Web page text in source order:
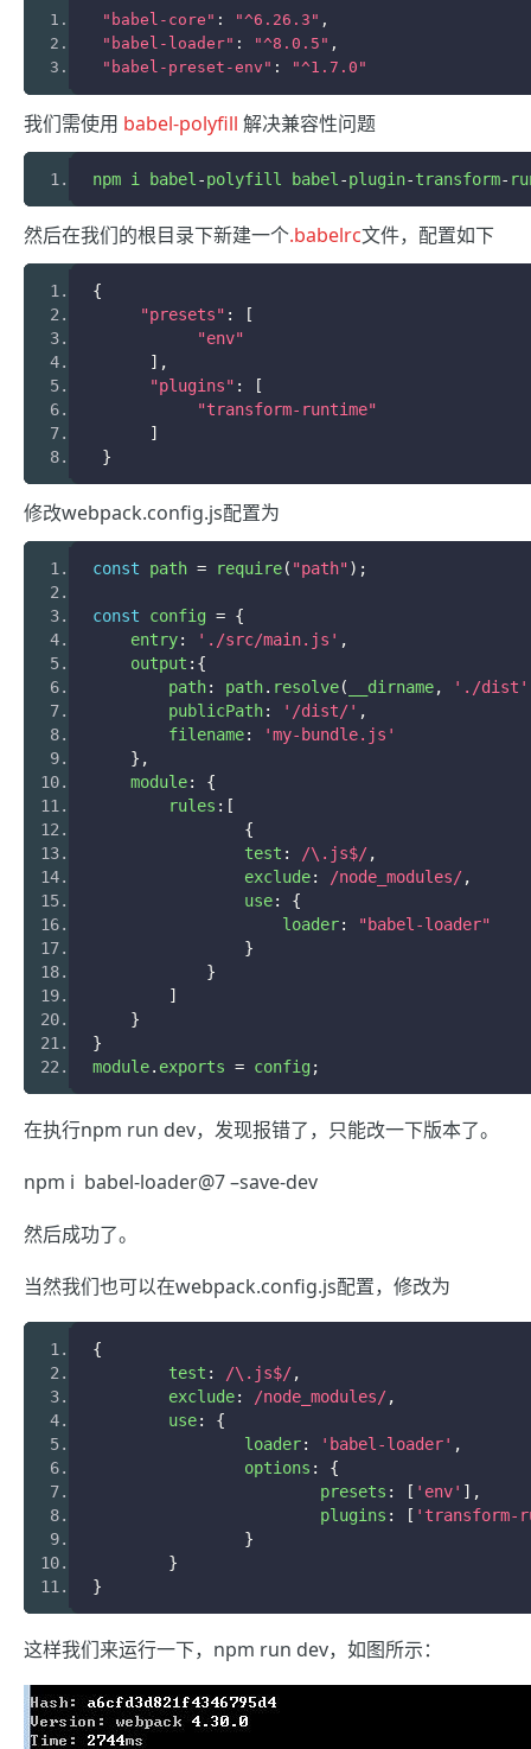
"babel-core" : "^6.26.3" ,
"babel-loader" : "^8.0.5" ,
"babel-preset-env" : "^1.7.0"
我们需使用 babel-polyfill 解决兼容性问题
npm i babel -polyfill babel -plugin-transform-
然后在我们的根目录下新建一个.babelrc文件，配置如下
{
"presets" :
[
"env"
],
"plugins" :
[
"transform-runtime"
]
}
修改webpack.config.js配置为
const path = require( "path");
const config = {
    entry
: './src/main.js' ,
    output
:{
        path
: path. resolve( __dirname, './dist'
        publicPath
: '/dist/' ,
        filename
:
'my-bundle.js'
},
    module
:
{
    	rules
:[
{
                test
: /\.js$/,
                exclude
: /node_modules/,
                use
:
{
                    loader
:
"babel-loader"
}
}
]
}
}
module. exports = config ;
在执行npm run dev，发现报错了，只能改一下版本了。
npm i babel-loader@7 –save-dev
然后成功了。
当然我们也可以在webpack.config.js配置，修改为
{
	test
: /\.js$/,
	exclude
: /node_modules/,
	use
:
{
		loader
: 'babel-loader' ,
		options
:
{
			presets
: [ 'env' ],
			plugins
: [ 'transform-
}
}
}
这样我们来运行一下，npm run dev，如图所示：